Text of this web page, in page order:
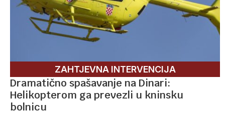
ZAHTJEVNA INTERVENCIJA
Dramatično spašavanje na Dinari:
Helikopterom ga prevezli u kninsku
bolnicu